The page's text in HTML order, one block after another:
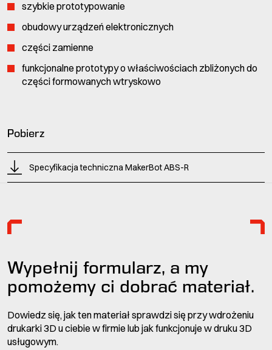
szybkie prototypowanie
obudowy urządzeń elektronicznych
części zamienne
funkcjonalne prototypy o właściwościach zbliżonych do
części formowanych wtryskowo
Pobierz
Specyfikacja techniczna MakerBot ABS-R
Wypełnij formularz, a my
pomożemy ci dobrać materiał.
Dowiedz się, jak ten materiał sprawdzi się przy wdrożeniu
drukarki 3D u ciebie w firmie lub jak funkcjonuje w druku 3D
usługowym.